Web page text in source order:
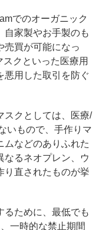
でのオーガニック
自家製やお手製のも
売買が可能になっ
クといった医療用
悪用した取引を防ぐ
クとしては、医療/
いもので、手作りマ
ムなどのありふれた
なるネオプレン、ウ
り直されたものが挙
ために、最低でも
一時的な禁止期間